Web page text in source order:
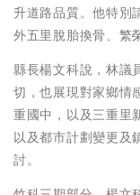
升道路品質。他特別
外五里脫胎換骨、繁
縣長楊文科說，林議
切，也展現對家鄉情
重國中，以及三重里
以及都市計劃變更及
討。